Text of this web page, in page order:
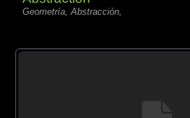
Geometría, Abstracción,